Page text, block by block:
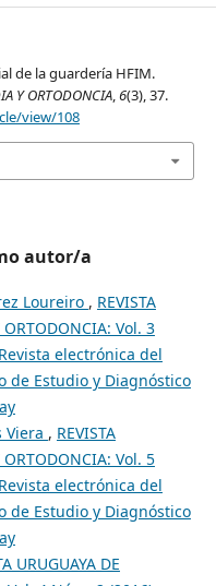
de la guardería HFIM.
Y ORTODONCIA,6(3), 37.
view/108
autor/a
Loureiro , REVISTA
ORTODONCIA: Vol. 3
electrónica del
Estudio y Diagnóstico
Viera , REVISTA
ORTODONCIA: Vol. 5
electrónica del
Estudio y Diagnóstico
URUGUAYA DE